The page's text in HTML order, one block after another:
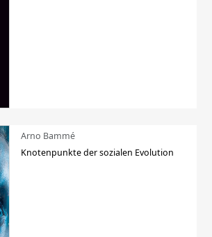
Arno Bammé
Knotenpunkte der sozialen Evolution